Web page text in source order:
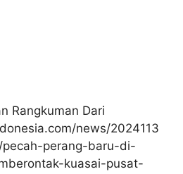
Rangkuman Dari
news/2024113
perang-baru-di-
kuasai-pusat-